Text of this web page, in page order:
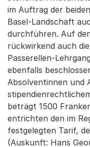
im Auftrag der
Basel-Landschaft
durchführen. Auf
rückwirkend auch
Passerellen-
ebenfalls
Absolventinnen und
beträgt 1500
entrichten den im
festgelegten Tarif,
(Auskunft: Hans